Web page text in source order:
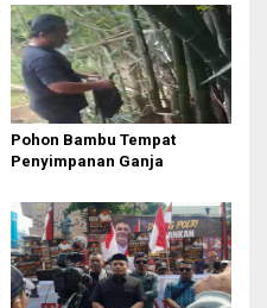
Nihil Temuan
Pohon Bambu Tempat
Penyimpanan Ganja